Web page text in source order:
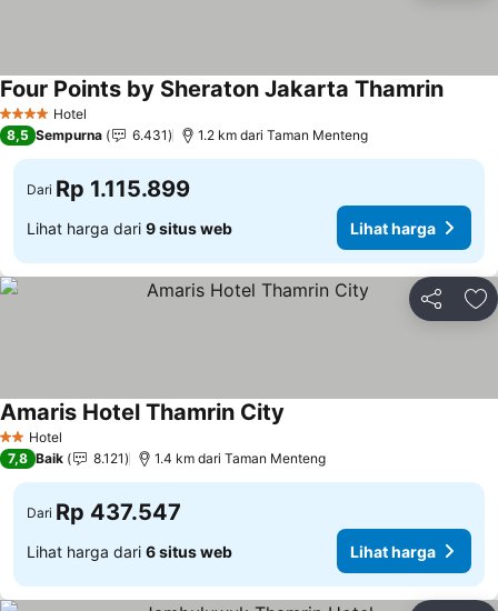
4 BintangHotel
Four Points by Sheraton Jakarta ThamrinLihat
8,5 Sempurna 6.431 1.2 km dari Taman Menteng
Dari Rp 1.115.899
Lihat harga dari 9 situs web Lihat harga
Bagikan
2 Bintang
Hotel
Amaris Hotel Thamrin City
7,8 Baik 8.121 1.4 km dari Taman Menteng
Dari Rp 437.547
Lihat harga dari 6 situs web Lihat harga